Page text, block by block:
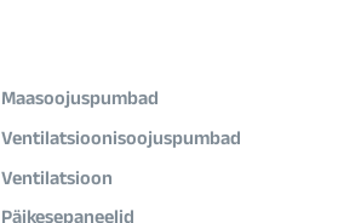
Maasoojuspumbad
Ventilatsioonisoojuspumbad
Ventilatsioon